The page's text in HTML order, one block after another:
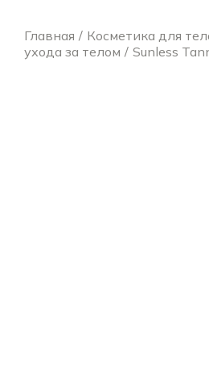
Главная Косметика для
ухода за телом
Sunless